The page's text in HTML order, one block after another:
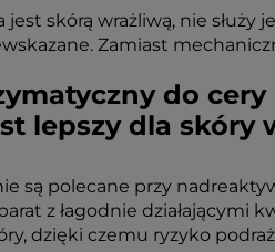
jest skórą wrażliwą, nie
Zamiast
do
lepszy dla skóry
są polecane przy
z łagodnie działającymi
dzięki czemu ryzyko